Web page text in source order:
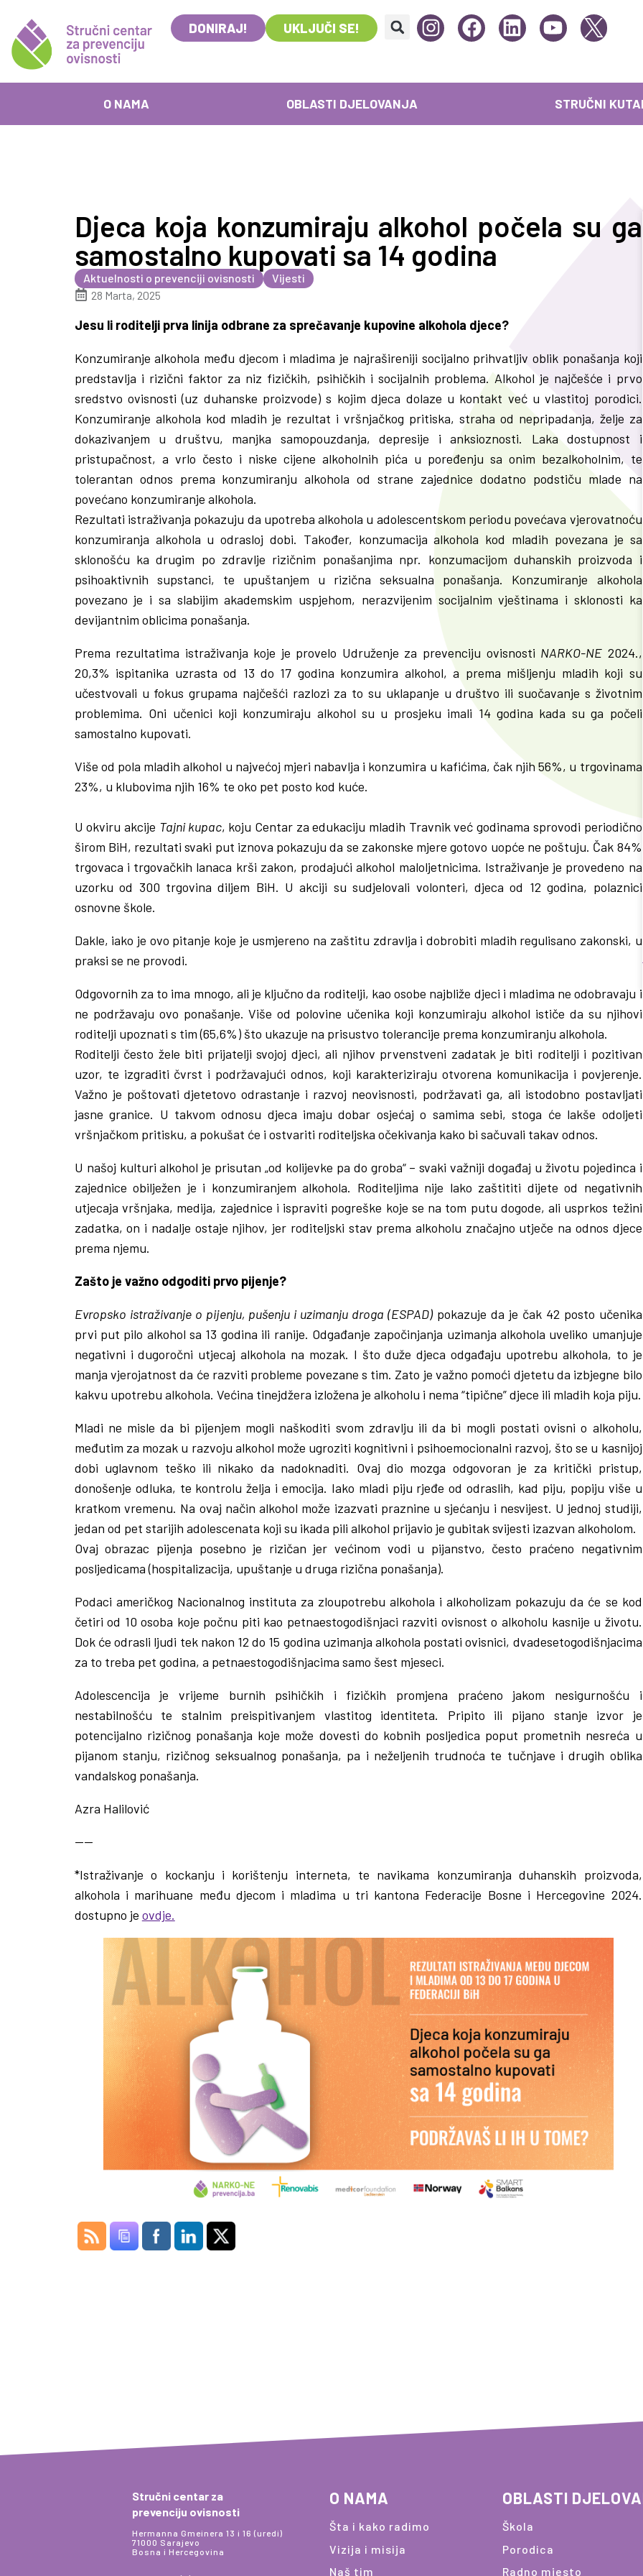
DONIRAJ! UKLJUČI SE!
O NAMA OBLASTI DJELOVANJA STRUČNI
Djeca koja konzumiraju alkohol počela su ga
samostalno kupovati sa 14 godina
Aktuelnosti o prevenciji ovisnosti
Vijesti
28 Marta, 2025
Jesu li roditelji prva linija odbrane za sprečavanje kupovine alkohola djece?
Konzumiranje alkohola među djecom i mladima je najrašireniji socijalno prihvatljiv oblik ponašanja koji
predstavlja i rizični faktor za niz fizičkih, psihičkih i socijalnih problema. Alkohol je najčešće i prvo
sredstvo ovisnosti (uz duhanske proizvode) s kojim djeca dolaze u kontakt već u vlastitoj porodici.
Konzumiranje alkohola kod mladih je rezultat i vršnjačkog pritiska, straha od nepripadanja, želje za
dokazivanjem u društvu, manjka samopouzdanja, depresije i anksioznosti. Laka dostupnost i
pristupačnost, a vrlo često i niske cijene alkoholnih pića u poređenju sa onim bezalkoholnim, te
tolerantan odnos prema konzumiranju alkohola od strane zajednice dodatno podstiču mlade na
povećano konzumiranje alkohola.
Rezultati istraživanja pokazuju da upotreba alkohola u adolescentskom periodu povećava vjerovatnoću
konzumiranja alkohola u odrasloj dobi. Također, konzumacija alkohola kod mladih povezana je sa
sklonošću ka drugim po zdravlje rizičnim ponašanjima npr. konzumacijom duhanskih proizvoda i
psihoaktivnih supstanci, te upuštanjem u rizična seksualna ponašanja. Konzumiranje alkohola
povezano je i sa slabijim akademskim uspjehom, nerazvijenim socijalnim vještinama i sklonosti ka
devijantnim oblicima ponašanja.
Prema rezultatima istraživanja koje je provelo Udruženje za prevenciju ovisnosti NARKO-NE 2024.,
20,3% ispitanika uzrasta od 13 do 17 godina konzumira alkohol, a prema mišljenju mladih koji su
učestvovali u fokus grupama najčešći razlozi za to su uklapanje u društvo ili suočavanje s životnim
problemima. Oni učenici koji konzumiraju alkohol su u prosjeku imali 14 godina kada su ga počeli
samostalno kupovati.
Više od pola mladih alkohol u najvećoj mjeri nabavlja i konzumira u kafićima, čak njih 56%, u trgovinama
23%, u klubovima njih 16% te oko pet posto kod kuće.
U okviru akcije Tajni kupac, koju Centar za edukaciju mladih Travnik već godinama sprovodi periodično
širom BiH, rezultati svaki put iznova pokazuju da se zakonske mjere gotovo uopće ne poštuju. Čak 84%
trgovaca i trgovačkih lanaca krši zakon, prodajući alkohol maloljetnicima. Istraživanje je provedeno na
uzorku od 300 trgovina diljem BiH. U akciji su sudjelovali volonteri, djeca od 12 godina, polaznici
osnovne škole.
Dakle, iako je ovo pitanje koje je usmjereno na zaštitu zdravlja i dobrobiti mladih regulisano zakonski, u
praksi se ne provodi.
Odgovornih za to ima mnogo, ali je ključno da roditelji, kao osobe najbliže djeci i mladima ne odobravaju i
ne podržavaju ovo ponašanje. Više od polovine učenika koji konzumiraju alkohol ističe da su njihovi
roditelji upoznati s tim (65,6%) što ukazuje na prisustvo tolerancije prema konzumiranju alkohola.
Roditelji često žele biti prijatelji svojoj djeci, ali njihov prvenstveni zadatak je biti roditelji i pozitivan
uzor, te izgraditi čvrst i podržavajući odnos, koji karakteriziraju otvorena komunikacija i povjerenje.
Važno je poštovati djetetovo odrastanje i razvoj neovisnosti, podržavati ga, ali istodobno postavljati
jasne granice. U takvom odnosu djeca imaju dobar osjećaj o samima sebi, stoga će lakše odoljeti
vršnjačkom pritisku, a pokušat će i ostvariti roditeljska očekivanja kako bi sačuvali takav odnos.
U našoj kulturi alkohol je prisutan „od kolijevke pa do groba“ – svaki važniji događaj u životu pojedinca i
zajednice obilježen je i konzumiranjem alkohola. Roditeljima nije lako zaštititi dijete od negativnih
utjecaja vršnjaka, medija, zajednice i ispraviti pogreške koje se na tom putu dogode, ali usprkos težini
zadatka, on i nadalje ostaje njihov, jer roditeljski stav prema alkoholu značajno utječe na odnos djece
prema njemu.
Zašto je važno odgoditi prvo pijenje?
Evropsko istraživanje o pijenju, pušenju i uzimanju droga (ESPAD)pokazuje da je čak 42 posto učenika
prvi put pilo alkohol sa 13 godina ili ranije. Odgađanje započinjanja uzimanja alkohola uveliko umanjuje
negativni i dugoročni utjecaj alkohola na mozak. I što duže djeca odgađaju upotrebu alkohola, to je
manja vjerojatnost da će razviti probleme povezane s tim. Zato je važno pomoći djetetu da izbjegne bilo
kakvu upotrebu alkohola. Većina tinejdžera izložena je alkoholu i nema “tipične” djece ili mladih koja piju.
Mladi ne misle da bi pijenjem mogli naškoditi svom zdravlju ili da bi mogli postati ovisni o alkoholu,
međutim za mozak u razvoju alkohol može ugroziti kognitivni i psihoemocionalni razvoj, što se u kasnijoj
dobi uglavnom teško ili nikako da nadoknaditi. Ovaj dio mozga odgovoran je za kritički pristup,
donošenje odluka, te kontrolu želja i emocija. Iako mladi piju rjeđe od odraslih, kad piju, popiju više u
kratkom vremenu. Na ovaj način alkohol može izazvati praznine u sjećanju i nesvijest. U jednoj studiji,
jedan od pet starijih adolescenata koji su ikada pili alkohol prijavio je gubitak svijesti izazvan alkoholom.
Ovaj obrazac pijenja posebno je rizičan jer većinom vodi u pijanstvo, često praćeno negativnim
posljedicama (hospitalizacija, upuštanje u druga rizična ponašanja).
Podaci američkog Nacionalnog instituta za zloupotrebu alkohola i alkoholizam pokazuju da će se kod
četiri od 10 osoba koje počnu piti kao petnaestogodišnjaci razviti ovisnost o alkoholu kasnije u životu.
Dok će odrasli ljudi tek nakon 12 do 15 godina uzimanja alkohola postati ovisnici, dvadesetogodišnjacima
za to treba pet godina, a petnaestogodišnjacima samo šest mjeseci.
Adolescencija je vrijeme burnih psihičkih i fizičkih promjena praćeno jakom nesigurnošću i
nestabilnošću te stalnim preispitivanjem vlastitog identiteta. Pripito ili pijano stanje izvor je
potencijalno rizičnog ponašanja koje može dovesti do kobnih posljedica poput prometnih nesreća u
pijanom stanju, rizičnog seksualnog ponašanja, pa i neželjenih trudnoća te tučnjave i drugih oblika
vandalskog ponašanja.
Azra Halilović
——
*Istraživanje o kockanju i korištenju interneta, te navikama konzumiranja duhanskih proizvoda,
alkohola i marihuane među djecom i mladima u tri kantona Federacije Bosne i Hercegovine 2024.
dostupno je ovdje.
Stručni centar za
prevenciju ovisnosti
Hermanna Gmeinera 13 i 16 (uredi)
71000 Sarajevo
Bosna i Hercegovina
O NAMA
Šta i kako radimo
Vizija i misija
Naš tim
OBLASTI
Škola
Porodica
Radno mjesto